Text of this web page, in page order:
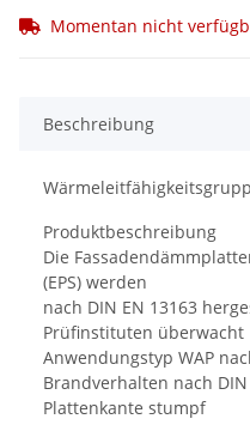
Momentan nicht
Beschreibung
Produktbeschreibung
Die
(EPS) werden
nach DIN EN 13163
Prüfinstituten überwacht
Anwendungstyp WAP
Brandverhalten nach DIN
Plattenkante stumpf